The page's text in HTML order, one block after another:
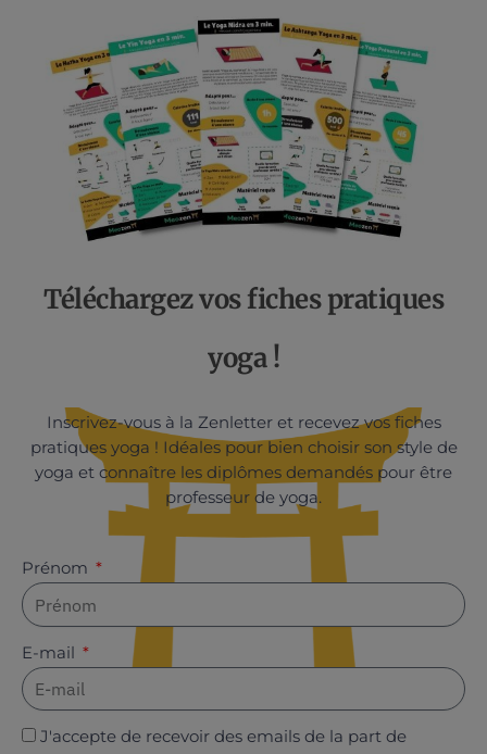
Téléchargez vos fiches pratiques
yoga !
Inscrivez-vous à la Zenletter et recevez vos fiches
pratiques yoga ! Idéales pour bien choisir son style de
yoga et connaître les diplômes demandés pour être
professeur de yoga.
Prénom
E-mail
J'accepte de recevoir des emails de la part de